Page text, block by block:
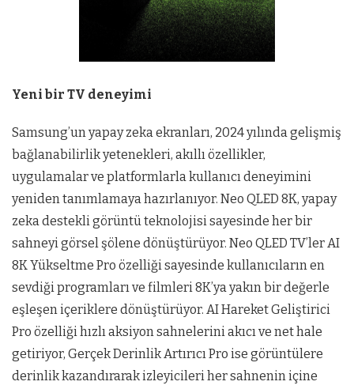
Yeni bir TV deneyimi
Samsung’un yapay zeka ekranları, 2024 yılında gelişmiş
bağlanabilirlik yetenekleri, akıllı özellikler,
uygulamalar ve platformlarla kullanıcı deneyimini
yeniden tanımlamaya hazırlanıyor. Neo QLED 8K, yapay
zeka destekli görüntü teknolojisi sayesinde her bir
sahneyi görsel şölene dönüştürüyor. Neo QLED TV’ler AI
8K Yükseltme Pro özelliği sayesinde kullanıcıların en
sevdiği programları ve filmleri 8K’ya yakın bir değerle
eşleşen içeriklere dönüştürüyor. AI Hareket Geliştirici
Pro özelliği hızlı aksiyon sahnelerini akıcı ve net hale
getiriyor, Gerçek Derinlik Artırıcı Pro ise görüntülere
derinlik kazandırarak izleyicileri her sahnenin içine